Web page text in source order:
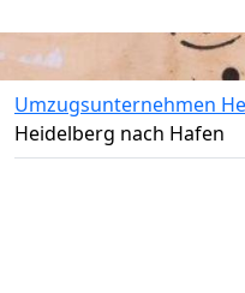
Umzugsunternehmen
Heidelberg nach Hafen